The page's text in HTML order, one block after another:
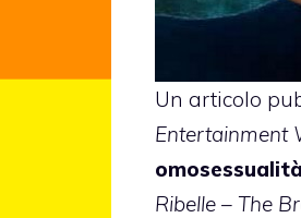
Un articolo
Entertainment
Ribelle – The